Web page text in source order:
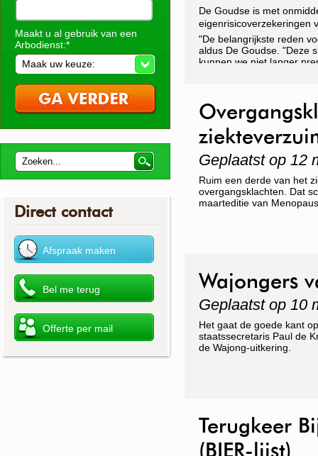
De Goudse is met
eigenrisicoverzekeringen
"De belangrijkste reden
aldus De Goudse. "Deze
kunnen we niet langer
Geplaatst op 12
Ruim een derde van het
overgangsklachten. Dat
maarteditie van
Wajongers
Geplaatst op 10
Het gaat de goede kant
staatssecretaris Paul de
de Wajong-uitkering.
Terugkeer
(BIER-lijst)
Maakt u al gebruik van een
Arbodienst:*
Maak uw keuze:
Direct contact